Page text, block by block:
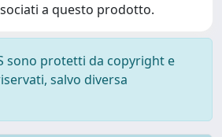
a questo prodotto.
sono protetti da copyright e
salvo diversa